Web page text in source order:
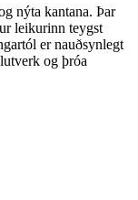
nýta kantana. Þar
leikurinn teygst
er nauðsynlegt
og þróa